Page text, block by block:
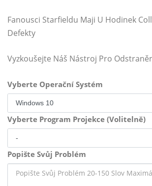
Fanousci Starfieldu Maji U Hodinek
Defekty
Vyzkoušejte Náš Nástroj Pro
Vyberte Operační Systém
Vyberte Program Projekce (Volitelně)
Popište Svůj Problém